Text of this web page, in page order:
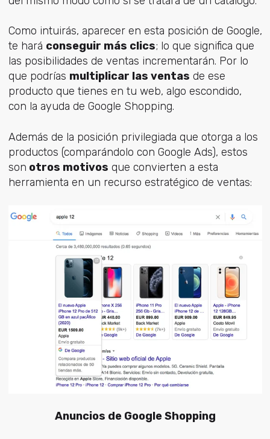
Como intuirás, aparecer en esta posición de Google,
te hará conseguir más clics; lo que significa que
las posibilidades de ventas incrementarán. Por lo
que podrías multiplicar las ventas de ese
producto que tienes en tu web, algo escondido,
con la ayuda de Google Shopping.
Además de la posición privilegiada que otorga a los
productos (comparándolo con Google Ads), estos
son otros motivos que convierten a esta
herramienta en un recurso estratégico de ventas:
Anuncios de Google Shopping